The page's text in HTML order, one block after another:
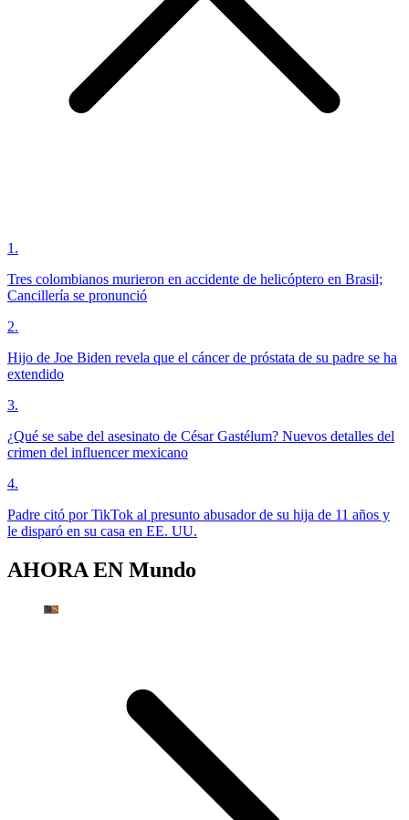
1 .
Tres colombianos murieron en accidente de helicóptero en Brasil;
Cancillería se pronunció
2.
Hijo de Joe Biden revela que el cáncer de próstata de su padre se ha
extendido
3.
¿Qué se sabe del asesinato de César Gastélum? Nuevos detalles del
crimen del influencer mexicano
4.
Padre citó por TikTok al presunto abusador de su hija de 11 años y
le disparó en su casa en EE. UU.
AHORA EN Mundo